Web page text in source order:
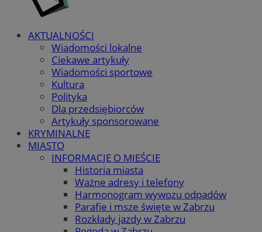
AKTUALNOŚCI
Wiadomości lokalne
Ciekawe artykuły
Wiadomości sportowe
Kultura
Polityka
Dla przedsiębiorców
Artykuły sponsorowane
KRYMINALNE
MIASTO
INFORMACJE O MIEŚCIE
Historia miasta
Ważne adresy i telefony
Harmonogram wywozu odpadów
Parafie i msze święte w Zabrzu
Rozkłady jazdy w Zabrzu